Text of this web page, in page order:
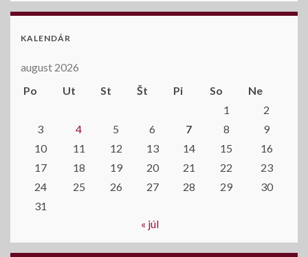
KALENDÁR
august 2026
Po
Ut St Št Pi So
Ne
1
2
3
4 5 6 7 8
9
10
11 12 13 14 15
16
17
18 19 20 21 22
23
24
25 26 27 28 29
30
31
« júl